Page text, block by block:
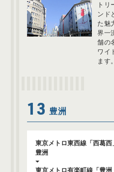
トリ
ンド
た魅
界一
舗の
ワイ
ます。
13 豊洲
東京メトロ東西線「西葛西
豊洲
東京メトロ有楽町線「豊洲